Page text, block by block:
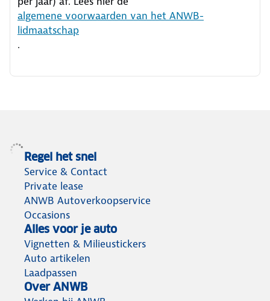
algemene voorwaarden van het ANWB-
lidmaatschap
.
Regel het snel
Service & Contact
Private lease
ANWB Autoverkoopservice
Occasions
Alles voor je auto
Vignetten & Milieustickers
Auto artikelen
Laadpassen
Over ANWB